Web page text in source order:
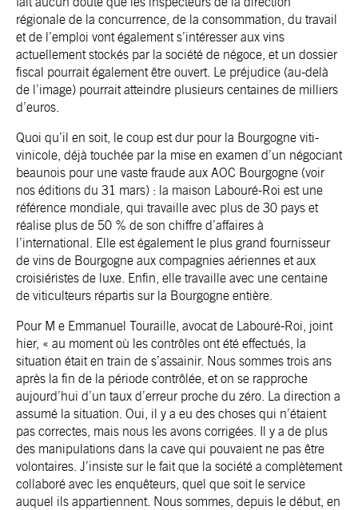
régionale de la concurrence, de la consommation, du travail
et de l’emploi vont également s’intéresser aux vins
actuellement stockés par la société de négoce, et un dossier
fiscal pourrait également être ouvert. Le préjudice (au-delà
de l’image) pourrait atteindre plusieurs centaines de milliers
d’euros.
Quoi qu’il en soit, le coup est dur pour la Bourgogne viti-
vinicole, déjà touchée par la mise en examen d’un négociant
beaunois pour une vaste fraude aux AOC Bourgogne (voir
nos éditions du 31 mars) : la maison Labouré-Roi est une
référence mondiale, qui travaille avec plus de 30 pays et
réalise plus de 50 % de son chiffre d’affaires à
l’international. Elle est également le plus grand fournisseur
de vins de Bourgogne aux compagnies aériennes et aux
croisiéristes de luxe. Enfin, elle travaille avec une centaine
de viticulteurs répartis sur la Bourgogne entière.
Pour M e Emmanuel Touraille, avocat de Labouré-Roi, joint
hier, « au moment où les contrôles ont été effectués, la
situation était en train de s’assainir. Nous sommes trois ans
après la fin de la période contrôlée, et on se rapproche
aujourd’hui d’un taux d’erreur proche du zéro. La direction a
assumé la situation. Oui, il y a eu des choses qui n’étaient
pas correctes, mais nous les avons corrigées. Il y a de plus
des manipulations dans la cave qui pouvaient ne pas être
volontaires. J’insiste sur le fait que la société a complètement
collaboré avec les enquêteurs, quel que soit le service
auquel ils appartiennent. Nous sommes, depuis le début, en